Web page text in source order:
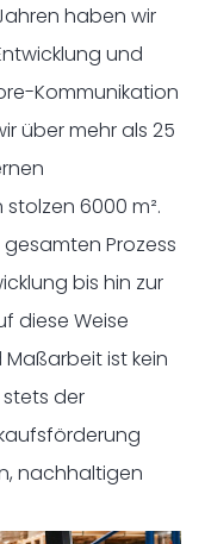
haben wir
und
Kommunikation
über mehr als 25
6000 m².
Prozess
bis hin zur
diese Weise
ist kein
stets der
nachhaltigen